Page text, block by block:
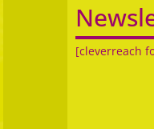
[cleverreach